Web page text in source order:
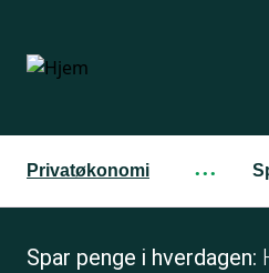
hovedindhold
Privatøkonomi ···
Spar penge i hverdagen: